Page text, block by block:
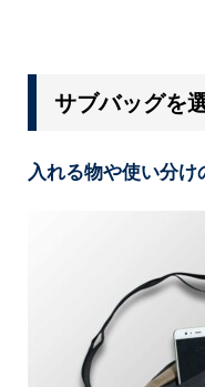
サブバッグを
入れる物や使い分